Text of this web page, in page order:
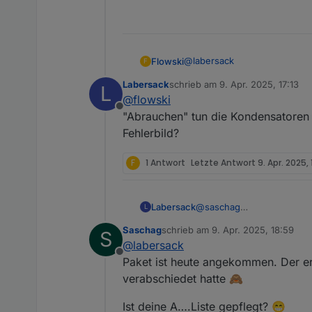
F Flowski@labersack
Hi Labersack, habe von
Rollladenaktor sowie zwei
L
Offline
Labersackschrieb am 9. Apr. 2025, 17:13
zuletzt editiert von
@flowski
"Abrauchen" tun die
Fehlerbild?
F 1 Antwort Letzte Antwort 9. Apr. 2025,
L Labersack@saschag
S
Offline
Saschagschrieb am 9. Apr. 2025, 18:59
zuletzt editiert von
@labersack
Paket ist heute angekommen. Der
verabschiedet hatte 🙈
Ist deine A….Liste gepflegt? 😁